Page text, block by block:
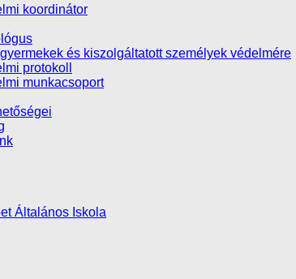
koordinátor
és kiszolgáltatott személyek védelmére
protokoll
munkacsoport
Általános Iskola